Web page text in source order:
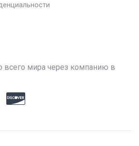
всего мира через компанию в